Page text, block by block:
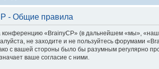
- Общие правила
конференцию «BrainyCP» (в дальнейшем «мы»,
не заходите и не пользуйтесь форумами
с вашей стороны было бы разумным регулярно
ваше согласие с ними.